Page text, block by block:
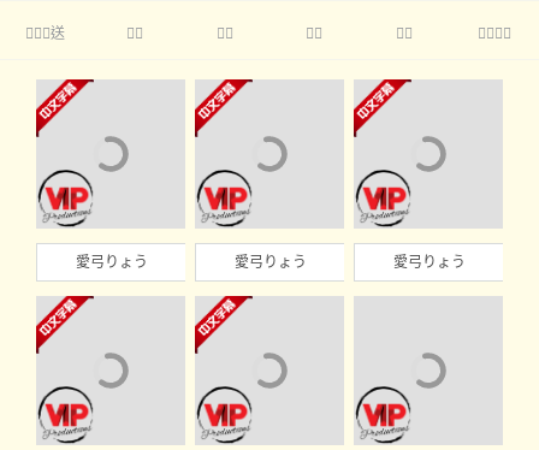
送     
愛弓りょう 愛弓りょう 愛弓りょう